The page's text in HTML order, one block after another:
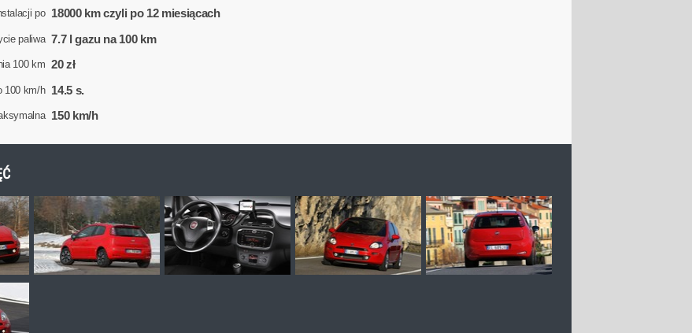
po 18000 km czyli po 12 miesiącach
paliwa 7.7 l gazu na 100 km
100 km 20 zł
100 km/h 14.5 s.
150 km/h